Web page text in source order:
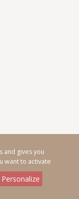
and gives you
want to activate
Personalize